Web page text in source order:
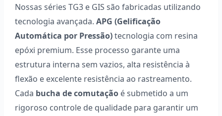
Nossas séries TG3 e GIS são fabricadas utilizando
tecnologia avançada.APG (Gelificação
Automática por Pressão)tecnologia com resina
epóxi premium. Esse processo garante uma
estrutura interna sem vazios, alta resistência à
flexão e excelente resistência ao rastreamento.
Cada bucha de comutação é submetido a um
rigoroso controle de qualidade para garantir um